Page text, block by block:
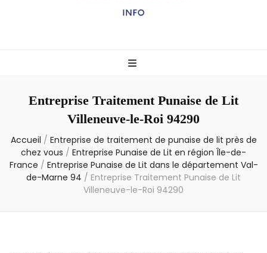
– Info
Entreprise Traitement Punaise de Lit
Villeneuve-le-Roi 94290
Accueil / Entreprise de traitement de punaise de lit près de
chez vous / Entreprise Punaise de Lit en région Île-de-
France / Entreprise Punaise de Lit dans le département Val-
de-Marne 94 / Entreprise Traitement Punaise de Lit
Villeneuve-le-Roi 94290